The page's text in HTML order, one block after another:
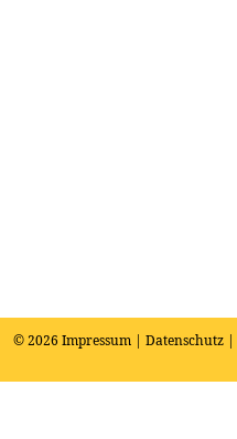
© 2026 Impressum | Datenschutz |